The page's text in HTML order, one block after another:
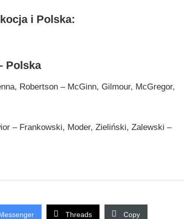
i Polska:
Polska
Robertson – McGinn, Gilmour, McGregor,
– Frankowski, Moder, Zieliński, Zalewski –
Threads Copy